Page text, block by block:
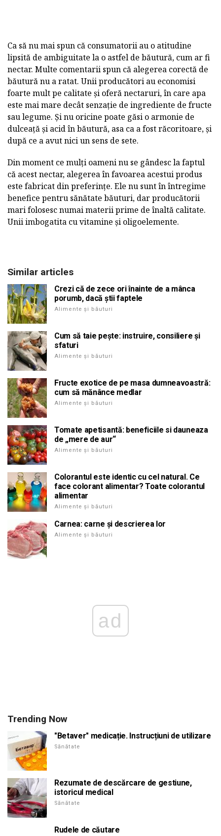
Ca să nu mai spun că consumatorii au o atitudine
lipsită de ambiguitate la o astfel de băutură, cum ar fi
nectar. Multe comentarii spun că alegerea corectă de
băutură nu a ratat. Unii producători au economisi
foarte mult pe calitate și oferă nectaruri, în care apa
este mai mare decât senzație de ingrediente de fructe
sau legume. Și nu oricine poate găsi o armonie de
dulceață și acid în băutură, asa ca a fost răcoritoare, și
după ce a avut nici un sens de sete.
Din moment ce mulți oameni nu se gândesc la faptul
că acest nectar, alegerea în favoarea acestui produs
este fabricat din preferințe. Ele nu sunt în întregime
benefice pentru sănătate băuturi, dar producătorii
mari folosesc numai materii prime de înaltă calitate.
Unii imbogatita cu vitamine și oligoelemente.
Similar articles
Crezi că de zece ori înainte de a mânca
porumb, dacă știi faptele
Alimente și băuturi
Cum să taie pește: instruire, consiliere și
sfaturi
Alimente și băuturi
Fructe exotice de pe masa dumneavoastră:
cum să mănânce medlar
Alimente și băuturi
Tomate apetisantă: beneficiile si dauneaza
de „mere de aur“
Alimente și băuturi
Colorantul este identic cu cel natural. Ce
face colorant alimentar? Toate colorantul
alimentar
Alimente și băuturi
Carnea: carne și descrierea lor
Alimente și băuturi
ad
Trending Now
"Betaver" medicație. Instrucțiuni de utilizare
Sănătate
Rezumate de descărcare de gestiune,
istoricul medical
Sănătate
Rudele de căutare